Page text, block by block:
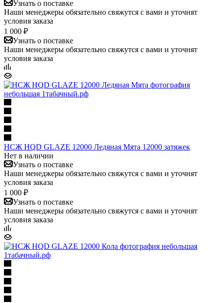
Узнать о поставке
Наши менеджеры обязательно свяжутся с вами и уточнят
условия заказа
1 000 ₽
Узнать о поставке
Наши менеджеры обязательно свяжутся с вами и уточнят
условия заказа
НСЖ HQD GLAZE 12000 Ледяная Мята 12000 затяжек
Нет в наличии
Узнать о поставке
Наши менеджеры обязательно свяжутся с вами и уточнят
условия заказа
1 000 ₽
Узнать о поставке
Наши менеджеры обязательно свяжутся с вами и уточнят
условия заказа